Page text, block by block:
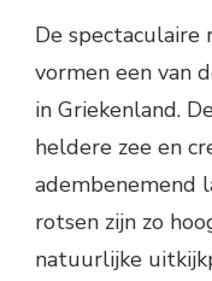
De spectaculaire
vormen een van
in Griekenland.
heldere zee en
adembenemend
rotsen zijn zo
natuurlijke